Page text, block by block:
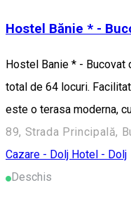
Hostel Bănie * -
Hostel Banie * - Bucovat
total de 64 locuri.
este o terasa moderna,
89, Strada Principală,
Cazare - Dolj Hotel - Dolj
Deschis